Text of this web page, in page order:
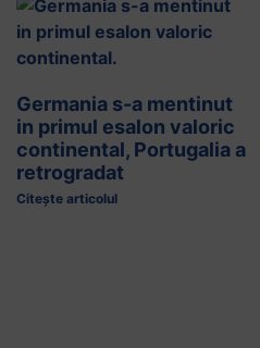
Germania s-a mentinut
in primul esalon valoric
continental, Portugalia a
retrogradat
Citește articolul